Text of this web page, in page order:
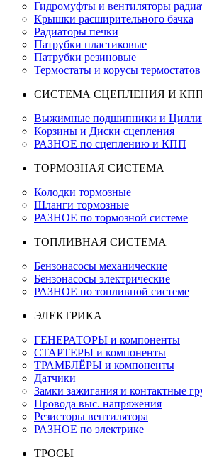
Гидромуфты и вентиляторы
Крышки расширительного бачка
Радиаторы печки
Патрубки пластиковые
Патрубки резиновые
Термостаты и корусы термостатов
СИСТЕМА СЦЕПЛЕНИЯ И
Выжимные подшипники и
Корзины и Диски сцепления
РАЗНОЕ по сцеплению и КПП
ТОРМОЗНАЯ СИСТЕМА
Колодки тормозные
Шланги тормозные
РАЗНОЕ по тормозной системе
ТОПЛИВНАЯ СИСТЕМА
Бензонасосы механические
Бензонасосы электрические
РАЗНОЕ по топливной системе
ЭЛЕКТРИКА
ГЕНЕРАТОРЫ и компоненты
СТАРТЕРЫ и компоненты
ТРАМБЛЁРЫ и компоненты
Датчики
Замки зажигания и контактные
Провода выс. напряжения
Резисторы вентилятора
РАЗНОЕ по электрике
ТРОСЫ